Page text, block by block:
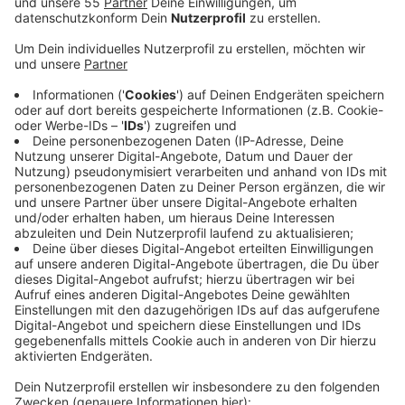
Jetzt sind die ersten Pläne zu den Ticketpreisen
der digitalen Fahrkarte bekannt geworden.
Veröffentlicht:Montag, 23.09.2019 07:09
Anzeige
Der Tarifausschuss des VRR empfiehlt einen Preis, der
sich aus einem Basistarif und zurückgelegten
Luftlinienkilometern errechnet. Der Basistarif würde
bei 1,40 Euro liegen und jedes Mal beim Einchecken in
einen Bus oder eine Bahn fällig werden. Jeder
angefangene Luftlinienkilometer soll 26 Cent kosten.
Es soll aber keine Fahrt mehr kosten als ein normales
Einzelticket in der jeweiligen Tarifzone. Über die Preise
wird der VRR in dieser Woche entscheiden. Die
voraussichtlich im ersten Halbjahr kommenden Jahres.